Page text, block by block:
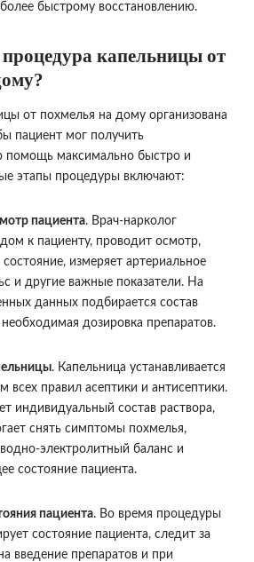
быстрому восстановлению.
капельницы от
от похмелья на дому организована
пациент мог получить
помощь максимально быстро и
этапы процедуры включают:
пациента. Врач-нарколог
к пациенту, проводит осмотр,
состояние, измеряет артериальное
и другие важные показатели. На
данных подбирается состав
дозировка препаратов.
. Капельница устанавливается
всех правил асептики и антисептики.
индивидуальный состав раствора,
снять симптомы похмелья,
электролитный баланс и
состояние пациента.
пациента. Во время процедуры
состояние пациента, следит за
введение препаратов и при